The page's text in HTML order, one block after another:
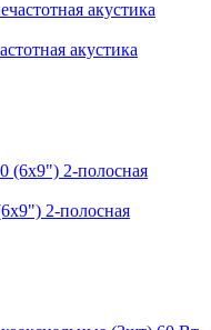
акустика
2-полосная